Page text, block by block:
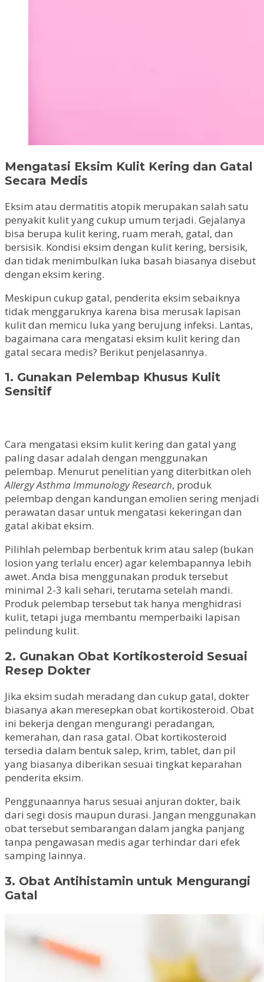
Mengatasi Eksim Kulit Kering dan Gatal
Secara Medis
Eksim atau dermatitis atopik merupakan salah satu
penyakit kulit yang cukup umum terjadi. Gejalanya
bisa berupa kulit kering, ruam merah, gatal, dan
bersisik. Kondisi eksim dengan kulit kering, bersisik,
dan tidak menimbulkan luka basah biasanya disebut
dengan eksim kering.
Meskipun cukup gatal, penderita eksim sebaiknya
tidak menggaruknya karena bisa merusak lapisan
kulit dan memicu luka yang berujung infeksi. Lantas,
bagaimana cara mengatasi eksim kulit kering dan
gatal secara medis? Berikut penjelasannya.
1. Gunakan Pelembap Khusus Kulit
Sensitif
Cara mengatasi eksim kulit kering dan gatal yang
paling dasar adalah dengan menggunakan
pelembap. Menurut penelitian yang diterbitkan oleh
Allergy Asthma Immunology Research, produk
pelembap dengan kandungan emolien sering menjadi
perawatan dasar untuk mengatasi kekeringan dan
gatal akibat eksim.
Pilihlah pelembap berbentuk krim atau salep (bukan
losion yang terlalu encer) agar kelembapannya lebih
awet. Anda bisa menggunakan produk tersebut
minimal 2-3 kali sehari, terutama setelah mandi.
Produk pelembap tersebut tak hanya menghidrasi
kulit, tetapi juga membantu memperbaiki lapisan
pelindung kulit.
2. Gunakan Obat Kortikosteroid Sesuai
Resep Dokter
Jika eksim sudah meradang dan cukup gatal, dokter
biasanya akan meresepkan obat kortikosteroid. Obat
ini bekerja dengan mengurangi peradangan,
kemerahan, dan rasa gatal. Obat kortikosteroid
tersedia dalam bentuk salep, krim, tablet, dan pil
yang biasanya diberikan sesuai tingkat keparahan
penderita eksim.
Penggunaannya harus sesuai anjuran dokter, baik
dari segi dosis maupun durasi. Jangan menggunakan
obat tersebut sembarangan dalam jangka panjang
tanpa pengawasan medis agar terhindar dari efek
samping lainnya.
3. Obat Antihistamin untuk Mengurangi
Gatal